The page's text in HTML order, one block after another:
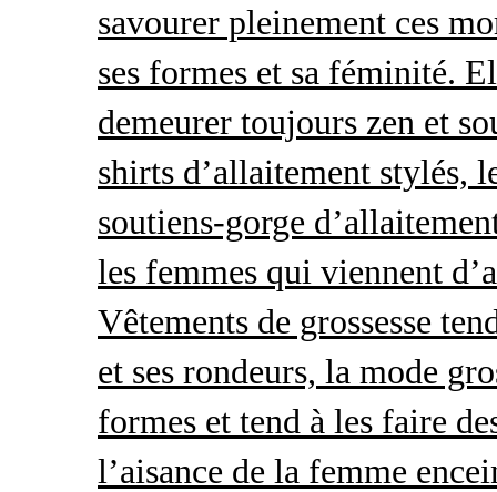
savourer pleinement ces
ses formes et sa féminité.
demeurer toujours zen et
shirts d’allaitement stylés,
soutiens-gorge
les femmes qui viennent
Vêtements de grossesse
et ses rondeurs, la mode
formes et tend à les faire
l’aisance de la femme